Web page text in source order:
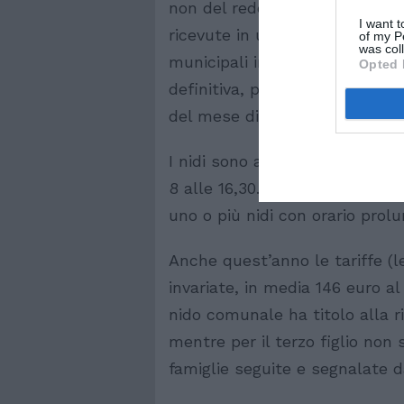
I want
of my
was
Opted
non del reddito). In base ai
ricevute in una graduatoria
municipali indicativamente
definitiva, poi, sarà
del mese di giugno.
I nidi sono aperti dal 1°
8 alle 16,30. In ogni
uno o più nidi con orario
Anche quest’anno le tariffe
invariate, in media 146 euro
nido comunale ha titolo alla
mentre per il terzo figlio non
famiglie seguite e segnalate